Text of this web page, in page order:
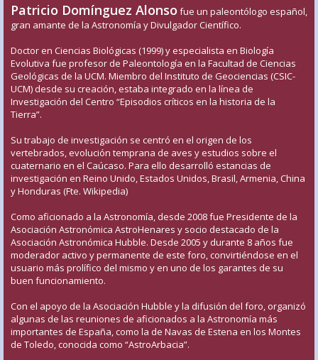
Patricio Domínguez Alonso fue un paleontólogo español,
gran amante de la Astronomía y Divulgador Científico.
Doctor en Ciencias Biológicas (1999) y especialista en Biología
Evolutiva fue profesor de Paleontología en la Facultad de Ciencias
Geológicas de la UCM. Miembro del Instituto de Geociencias (CSIC-
UCM) desde su creación, estaba integrado en la línea de
Investigación del Centro “Episodios críticos en la historia de la
Tierra”.
Su trabajo de investigación se centró en el origen de los
vertebrados, evolución temprana de aves y estudios sobre el
cuaternario en el Caúcaso. Para ello desarrolló estancias de
investigación en Reino Unido, Estados Unidos, Brasil, Armenia, China
y Honduras (Fte. Wikipedia)
Como aficionado a la Astronomía, desde 2008 fue Presidente de la
Asociación Astronómica AstroHenares y socio destacado de la
Asociación Astronómica Hubble. Desde 2005 y durante 8 años fue
moderador activo y permanente de este foro, convirtiéndose en el
usuario más prolífico del mismo y en uno de los garantes de su
buen funcionamiento.
Con el apoyo de la Asociación Hubble y la difusión del foro, organizó
algunas de las reuniones de aficionados a la Astronomía más
importantes de España, como la de Navas de Estena en los Montes
de Toledo, conocida como “AstroArbacia”.